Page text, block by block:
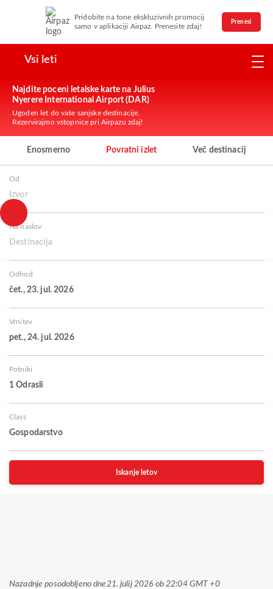
Pridobite na tone ekskluzivnih promocij
samo v aplikaciji Airpaz. Prenesite zdaj!
Prenesi
Vsi leti
Najdite poceni letalske karte na Julius
Nyerere International Airport (DAR)
Ugoden let do vaše sanjske destinacije.
Rezervirajmo vstopnice pri Airpazu zdaj!
Enosmerno Povratni izlet Več destinacij
Od
Izvor
Na naslov
Destinacija
Odhod
čet., 23. jul. 2026
Vrnitev
pet., 24. jul. 2026
Potniki
1 Odrasli
Class
Gospodarstvo
Iskanje letov
Nazadnje posodobljeno dne21. julij 2026 ob 22:04 GMT +0